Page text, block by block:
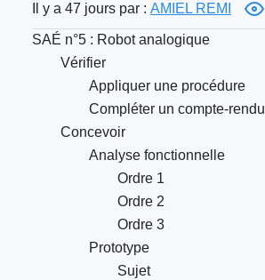
Il y a 47 jours par : AMIEL REMI
SAÉ n°5 : Robot analogique
Vérifier
Appliquer une procédure
Compléter un compte-rendu
Concevoir
Analyse fonctionnelle
Ordre 1
Ordre 2
Ordre 3
Prototype
Sujet